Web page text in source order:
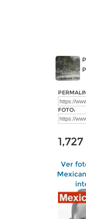
FOTO:
1,727
Ver